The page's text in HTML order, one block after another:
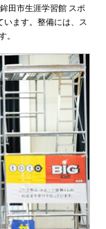
田市生涯学習館 スポ
います。整備には、ス
。